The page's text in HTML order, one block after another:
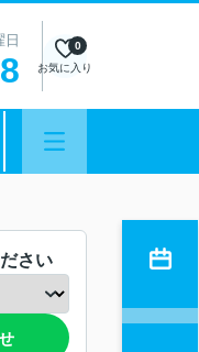
お気に入り
0
さい